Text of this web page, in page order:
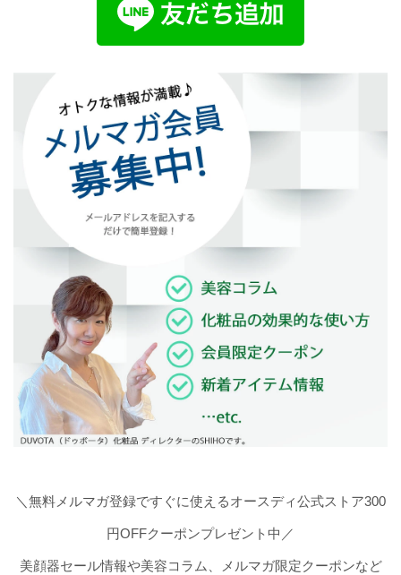
＼無料メルマガ登録ですぐに使えるオースディ公式ストア300
円OFFクーポンプレゼント中／
美顔器セール情報や美容コラム、メルマガ限定クーポンなど